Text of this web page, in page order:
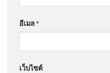
อีเมล*
เว็บไซต์